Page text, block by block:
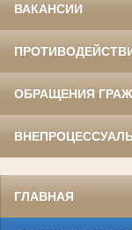
ВАКАНСИИ
ОБРАЩЕНИЯ
ГЛАВНАЯ